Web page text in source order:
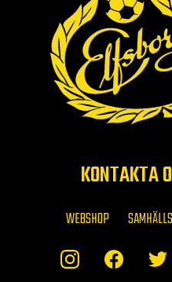
KONTAKTA
WEBSHOP